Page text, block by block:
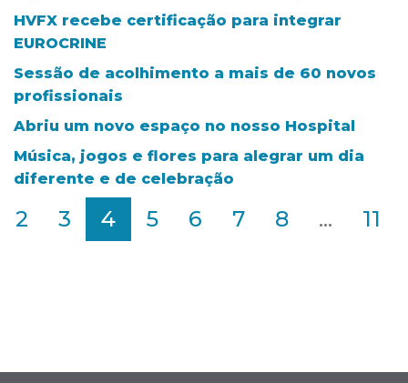
HVFX recebe certificação para integrar
EUROCRINE
Sessão de acolhimento a mais de 60 novos
profissionais
Abriu um novo espaço no nosso Hospital
Música, jogos e flores para alegrar um dia
diferente e de celebração
2 3 4 5 6 7 8 ... 11